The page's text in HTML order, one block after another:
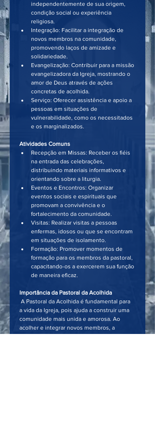
independentemente de sua origem,
condição social ou experiência
religiosa.
Integração: Facilitar a integração de
novos membros na comunidade,
promovendo laços de amizade e
solidariedade.
Evangelização: Contribuir para a missão
evangelizadora da Igreja, mostrando o
amor de Deus através de ações
concretas de acolhida.
Serviço: Oferecer assistência e apoio a
pessoas em situações de
vulnerabilidade, como os necessitados
e os marginalizados.
Atividades Comuns
Recepção em Missas: Receber os fiéis
na entrada das celebrações,
distribuindo materiais informativos e
orientando sobre a liturgia.
Eventos e Encontros: Organizar
eventos sociais e espirituais que
promovam a convivência e o
fortalecimento da comunidade.
Visitas: Realizar visitas a pessoas
enfermas, idosos ou que se encontram
em situações de isolamento.
Formação: Promover momentos de
formação para os membros da pastoral,
capacitando-os a exercerem sua função
de maneira eficaz.
Importância da Pastoral da Acolhida
a vida da Igreja, pois ajuda a construir uma
comunidade mais unida e amorosa. Ao
acolher e integrar novos membros, a